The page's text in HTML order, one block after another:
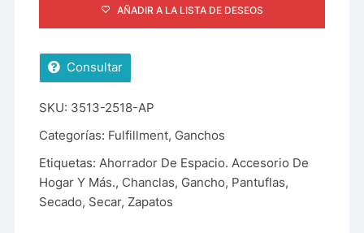
AÑADIR A LA LISTA DE DESEOS
Consultar
SKU: 3513-2518-AP
Categorías: Fulfillment, Ganchos
Etiquetas:Ahorrador De Espacio. Accesorio De
Hogar Y Más., Chanclas, Gancho, Pantuflas,
Secado, Secar, Zapatos